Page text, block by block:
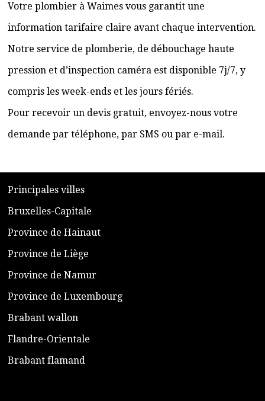
Votre plombier à Waimes vous garantit une
information tarifaire claire avant chaque intervention.
Notre service de plomberie, de débouchage haute
pression et d’inspection caméra est disponible 7j/7, y
compris les week-ends et les jours fériés.
Pour recevoir un devis gratuit, envoyez-nous votre
demande par téléphone, par SMS ou par e-mail.
​Principales villes
​Bruxelles-Capitale
​Province de Hainaut
Province de Liège
​Province de Namur
​Province de Luxembourg
​Brabant wallon
​Flandre-Orientale
​Brabant flamand